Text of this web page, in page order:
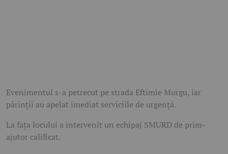
Evenimentul s-a petrecut pe strada Eftimie Murgu, iar
părinții au apelat imediat serviciile de urgență.
La fața locului a intervenit un echipaj SMURD de prim-
ajutor calificat.